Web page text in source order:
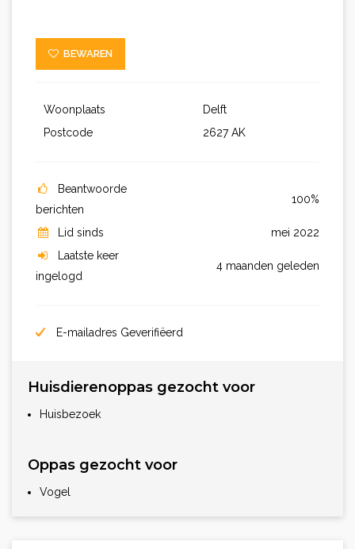
BEWAREN
Woonplaats
Delft
Postcode
2627 AK
Beantwoorde
berichten
100%
Lid sinds
mei 2022
Laatste keer
ingelogd
4 maanden geleden
E-mailadres Geverifiëerd
Huisdierenoppas gezocht voor
Huisbezoek
Oppas gezocht voor
Vogel